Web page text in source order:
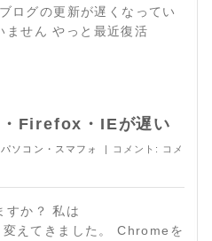
ログの更新が遅くなってい
ません やっと最近復活
Firefox・IEが遅い
パソコン・スマフォ | コメント:
コメ
すか？ 私は
えてきました。 Chromeを